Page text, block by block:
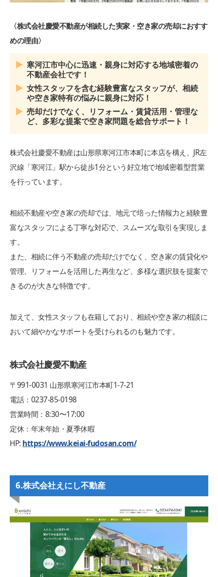
〈株式会社慶愛不動産が相続した実家・空き家の売却におすす
めの理由〉
寒河江市中心に迅速・親身に対応する地域密着の
不動産会社です！
女性スタッフを含む経験豊富なスタッフが、相続
や空き家特有の悩みに親身に対応！
売却だけでなく、リフォーム・賃貸活用・管理な
ど、多彩な提案で空き家問題を総合サポート！
株式会社慶愛不動産は山形県寒河江市本町に本店を構え、JR左
沢線「寒河江」駅から徒歩1分という好立地で地域密着型営業
を行っています。
相続不動産や空き家の売却では、地元で培った情報力と経験豊
富なスタッフによる丁寧な対応で、スムーズな取引を実現しま
す。
また、相続に伴う不動産の売却だけでなく、空き家の賃貸化や
管理、リフォームを活用した再生など、多様な選択肢を提案で
きるのが大きな特徴です。
加えて、女性スタッフも在籍しており、相続や空き家の相談に
おいて細やかなサポートを受けられるのも魅力です。
株式会社慶愛不動産
〒991-0031 山形県寒河江市本町1-7-21
電話：0237-85-0198
営業時間：8:30〜17:00
定休：年末年始・夏季休暇
HP: https://www.keiai-fudosan.com/
6.株式会社えにし不動産